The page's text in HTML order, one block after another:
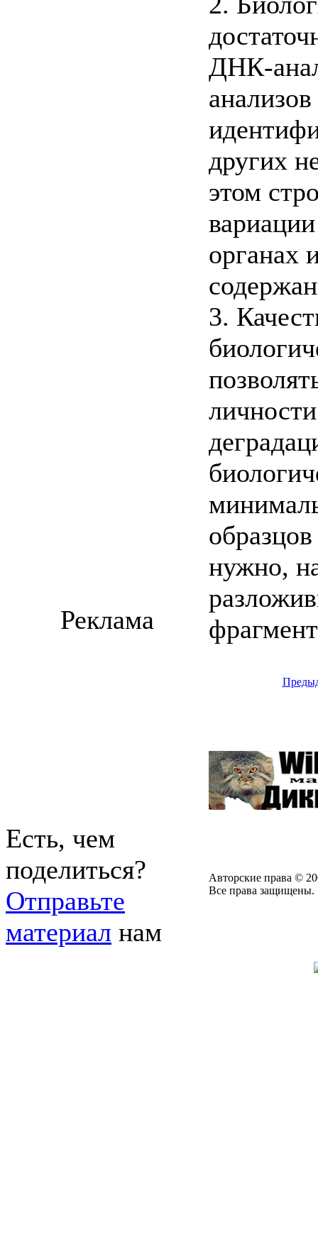
ДНК-
других
этом
органах
3.
нужно,
Реклама
Есть, чем
поделиться?
Отправьте
материал нам
Авторские права ©
Все права защищены.